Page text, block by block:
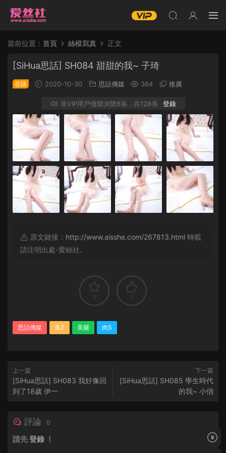
當前位置： 首頁 絲模寫真 正文
[SiHua思話] SH084 甜甜的我~ 子琦
在線 2020-10-30 思話傳媒 364 推廣
非VIP用戶僅限浏覽8張，共128張 登錄
原文鏈接： http://www.aisshe.com/267813.html 轉載
請注明出處-愛絲社。
0 0
思話傳媒 美Z 美腿 肉S
上一篇
[SiHua思話] SH083 我好像回
到了18歲 伊一
下一篇
[SiHua思話] SH085 學生時代
的我~ 小俏
評論 0
請先登錄 ！